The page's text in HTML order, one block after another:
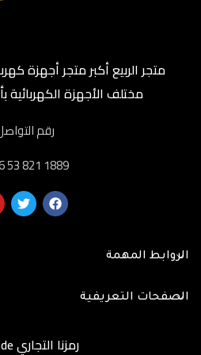
متجر الربيع أكبر متجر أجهزة
مختلف الأجهزة
رقم
53 821 1889
الروابط المهمة
الصفحات التعريفية
رمزنا التجاري QR Code